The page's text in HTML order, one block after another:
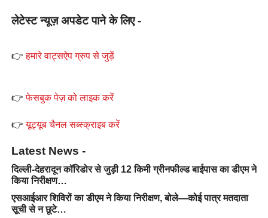
लेटेस्ट न्यूज़ अपडेट पाने के लिए -
👉हमारे वाट्सऐप ग्रुप से जुड़ें
👉फेसबुक पेज़ को लाइक करें
👉यूट्यूब चैनल सब्स्क्राइब करें
Latest News -
दिल्ली-देहरादून कॉरिडोर से जुड़ी 12 किमी ग्रीनफील्ड बाईपास का डीएम ने
किया निरीक्षण…
एसआईआर शिविरों का डीएम ने किया निरीक्षण, बोले—कोई पात्र मतदाता
सूची से न छूटे…